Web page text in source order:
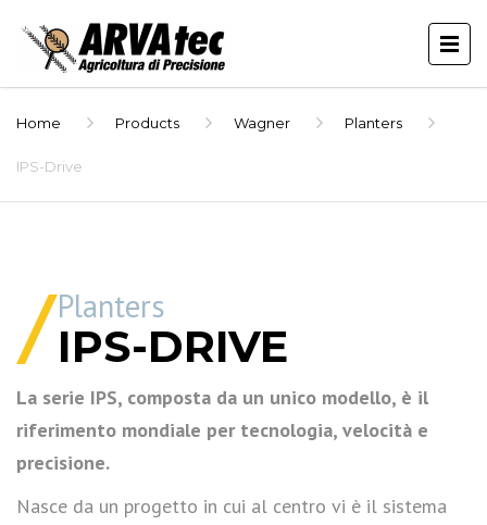
Home Products Wagner Planters
IPS-Drive
Planters
IPS-DRIVE
La serie IPS, composta da un unico modello, è il
riferimento mondiale per tecnologia, velocità e
precisione.
Nasce da un progetto in cui al centro vi è il sistema